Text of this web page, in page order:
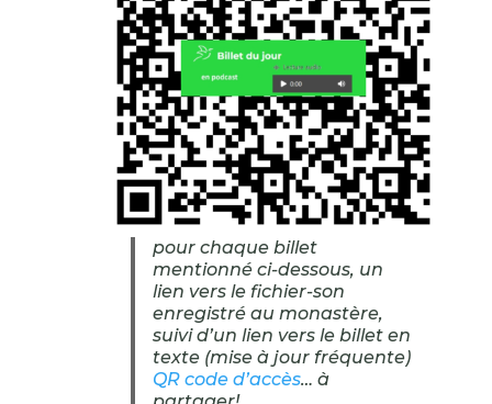
pour chaque billet
mentionné ci-dessous, un
lien vers le fichier-son
enregistré au monastère,
suivi d’un lien vers le billet en
texte (mise à jour fréquente)
QR code d’accès… à